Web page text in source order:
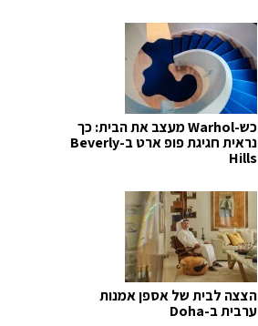
כש-Warhol מעצב את הבית: כך
נראית חגיגת פופ ארט ב-Beverly
Hills
הצצה לבית של אספן אמנות
ערבית ב-Doha